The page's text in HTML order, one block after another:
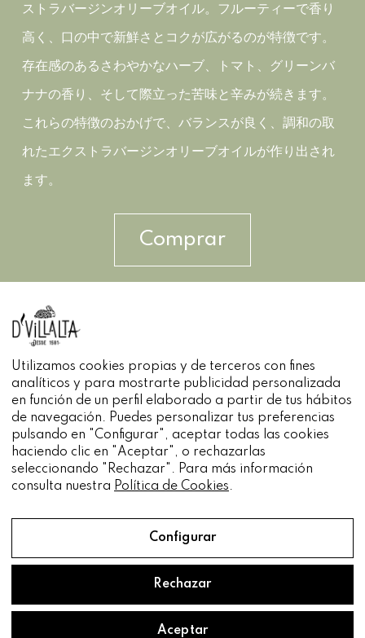
ストラバージンオリーブオイル。フルーティーで香り
高く、口の中で新鮮さとコクが広がるのが特徴です。
存在感のあるさわやかなハーブ、トマト、グリーンバ
ナナの香り、そして際立った苦味と辛みが続きます。
これらの特徴のおかげで、バランスが良く、調和の取
れたエクストラバージンオリーブオイルが作り出され
ます。
Comprar
Aceite D'Villalta® 2022.
Utilizamos cookies propias y de terceros con fines
analíticos y para mostrarte publicidad personalizada
en función de un perfil elaborado a partir de tus hábitos
de navegación. Puedes personalizar tus preferencias
pulsando en "Configurar", aceptar todas las cookies
haciendo clic en "Aceptar", o rechazarlas
seleccionando "Rechazar". Para más información
consulta nuestra Política de Cookies.
Configurar
Rechazar
Aceptar